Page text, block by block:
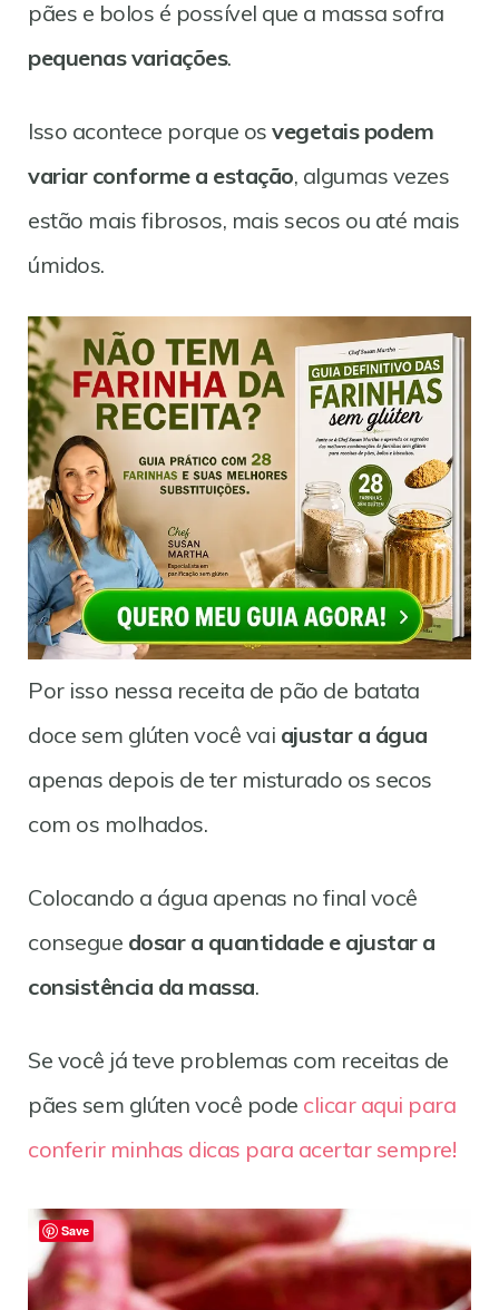
pães e bolos é possível que a massa sofra
pequenas variações.
Isso acontece porque os vegetais podem
variar conforme a estação, algumas vezes
estão mais fibrosos, mais secos ou até mais
úmidos.
Por isso nessa receita de pão de batata
doce sem glúten você vai ajustar a água
apenas depois de ter misturado os secos
com os molhados.
Colocando a água apenas no final você
consegue dosar a quantidade e ajustar a
consistência da massa.
Se você já teve problemas com receitas de
pães sem glúten você pode clicar aqui para
conferir minhas dicas para acertar sempre!
Save